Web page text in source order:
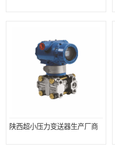
陕西超小压力变送器生产厂商